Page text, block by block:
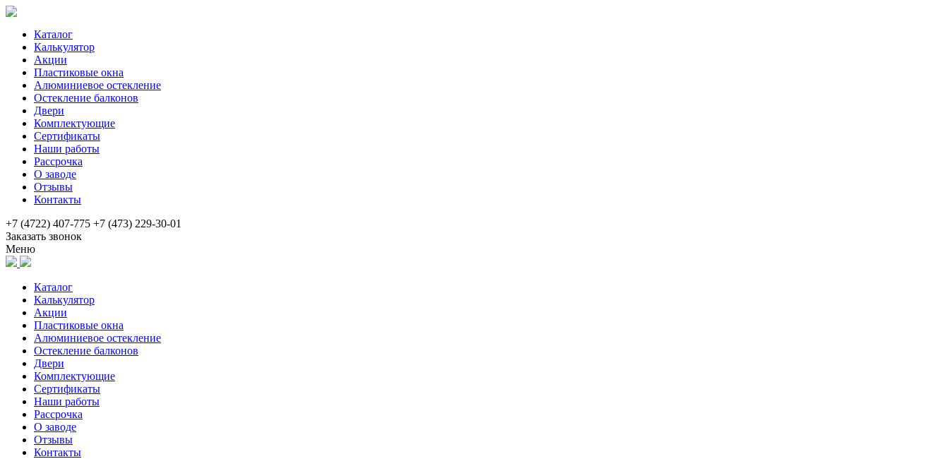
Каталог
Калькулятор
Акции
Пластиковые окна
Алюминиевое остекление
Остекление балконов
Двери
Комплектующие
Сертификаты
Наши работы
Рассрочка
О заводе
Отзывы
Контакты
+7 (4722) 407-775 +7 (473) 229-30-01
Заказать звонок
Меню
Каталог
Калькулятор
Акции
Пластиковые окна
Алюминиевое остекление
Остекление балконов
Двери
Комплектующие
Сертификаты
Наши работы
Рассрочка
О заводе
Отзывы
Контакты